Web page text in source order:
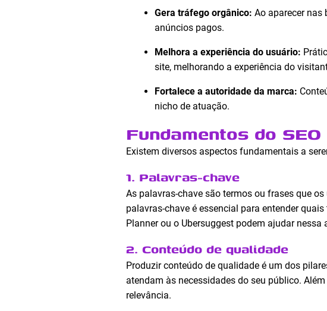
Gera tráfego orgânico: Ao aparecer nas
anúncios pagos.
Melhora a experiência do usuário:
site, melhorando a experiência do
Fortalece a autoridade da marca:
nicho de atuação.
Fundamentos do
Existem diversos aspectos fundamentais a
1. Palavras-chave
As palavras-chave são termos ou frases que
palavras-chave é essencial para entender
Planner ou o Ubersuggest podem ajudar nessa
2. Conteúdo de qualidade
Produzir conteúdo de qualidade é um dos
atendam às necessidades do seu público.
relevância.